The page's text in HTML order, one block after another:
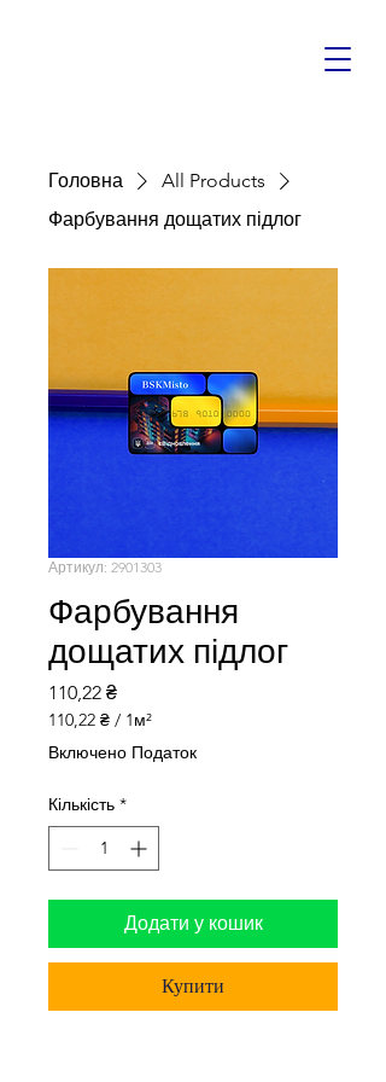
Головна
All Products
Фарбування дощатих підлог
Артикул: 2901303
Фарбування
дощатих підлог
110,22 ₴Ціна
110,22 ₴ / 1м²
110,22 ₴
за
Квадратний
метр
Включено Податок
Кількість *
Додати у кошик
Купити